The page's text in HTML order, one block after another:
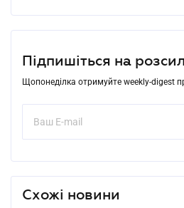
Підпишіться на
Щопонеділка отримуйте weekly-digest
Схожі новини